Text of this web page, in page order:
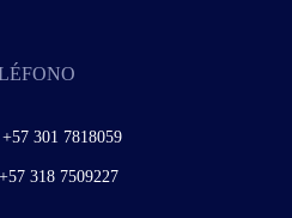
+57 301 7818059
+57 318 7509227